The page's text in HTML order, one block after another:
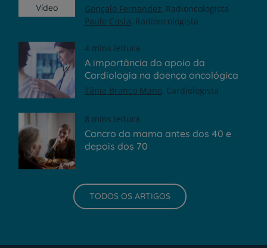
Vídeo Gonçalo Fernandez Radioncologista
Paulo Costa Radioncologista
4 mins leitura
A importância do apoio da
Cardiologia na doença oncológica
Tânia Branco Mano Cardiologista
8 mins leitura
Cancro da mama antes dos 40 e
depois dos 70
TODOS OS ARTIGOS